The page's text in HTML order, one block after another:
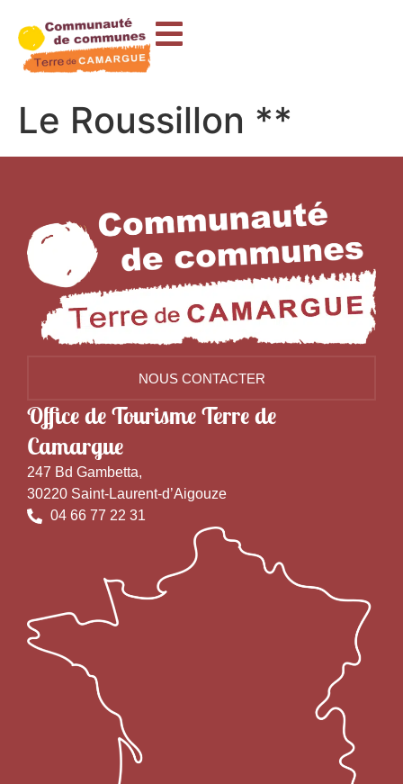
principal
Le Roussillon **
NOUS CONTACTER
Office de Tourisme Terre de
Camargue
247 Bd Gambetta,
30220 Saint-Laurent-d’Aigouze
04 66 77 22 31